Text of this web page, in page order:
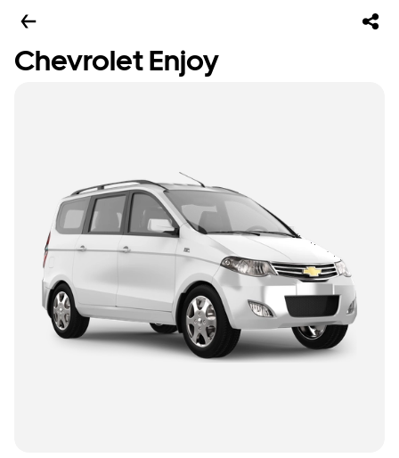
Chevrolet Enjoy